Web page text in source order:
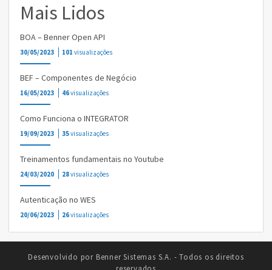
Mais Lidos
BOA – Benner Open API
30/05/2023 101 visualizações
BEF – Componentes de Negócio
16/05/2023 46visualizações
Como Funciona o INTEGRATOR
19/09/2023 35visualizações
Treinamentos fundamentais no Youtube
24/03/2020 28visualizações
Autenticação no WES
20/06/2023 26visualizações
Desenvolvido por Benner Sistemas S.A. - Todos os direitos